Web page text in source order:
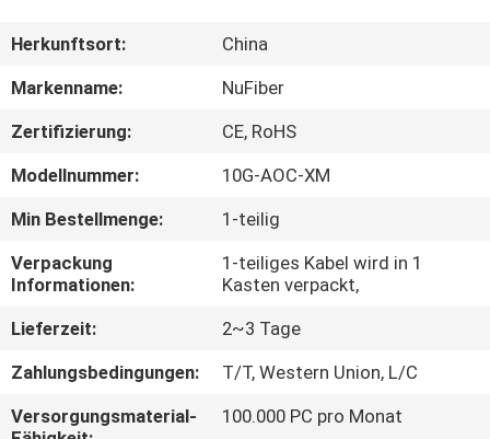
UNS
AUSFLUG
QUALITÄTSKONTROLLE
TRETEN
SIE
MIT
UNS
Herkunftsort:
China
Markenname:
NuFiber
Zertifizierung:
CE, RoHS
Modellnummer:
10G-AOC-XM
Min Bestellmenge:
1-teilig
Verpackung
Informationen:
1-teiliges Kabel wird in 1
Kasten verpackt,
Lieferzeit:
2~3 Tage
Zahlungsbedingungen:
T/T, Western Union, L/C
Versorgungsmaterial-
100.000 PC pro Monat